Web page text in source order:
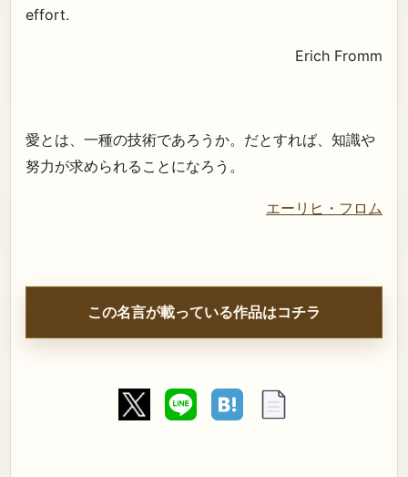
effort.
Erich Fromm
愛とは、一種の技術であろうか。だとすれば、知識や
努力が求められることになろう。
エーリヒ・フロム
この名言が載っている作品はコチラ